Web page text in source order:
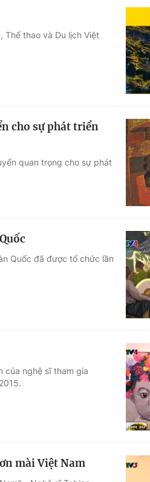
Thể thao và Du lịch Việt
cho sự phát triển
quan trọng cho sự phát
Quốc đã được tổ chức lần
của nghệ sĩ tham gia
mài Việt Nam